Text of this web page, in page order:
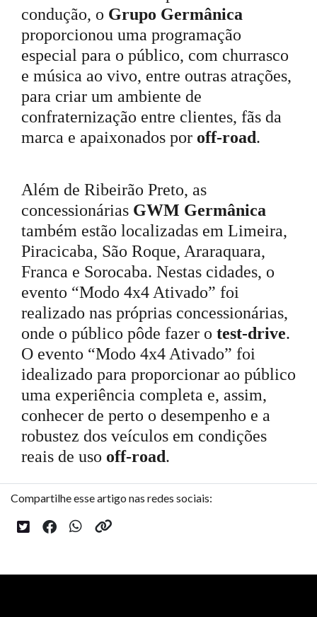
condução, o Grupo Germânica
proporcionou uma programação
especial para o público, com churrasco
e música ao vivo, entre outras atrações,
para criar um ambiente de
confraternização entre clientes, fãs da
marca e apaixonados por off-road.
Além de Ribeirão Preto, as
concessionárias GWM Germânica
também estão localizadas em Limeira,
Piracicaba, São Roque, Araraquara,
Franca e Sorocaba. Nestas cidades, o
evento “Modo 4x4 Ativado” foi
realizado nas próprias concessionárias,
onde o público pôde fazer o test-drive.
O evento “Modo 4x4 Ativado” foi
idealizado para proporcionar ao público
uma experiência completa e, assim,
conhecer de perto o desempenho e a
robustez dos veículos em condições
reais de uso off-road.
Compartilhe esse artigo nas redes sociais: